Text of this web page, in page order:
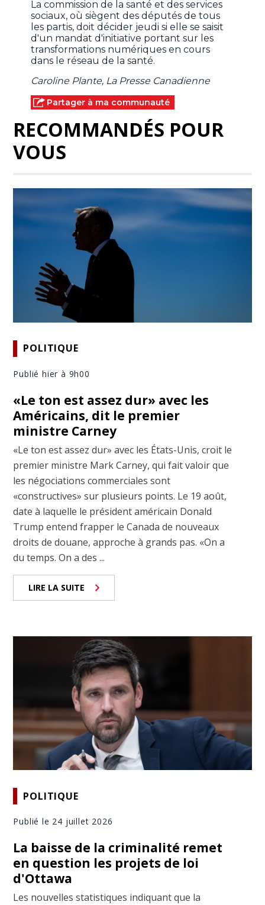
La commission de la santé et des services
sociaux, où siègent des députés de tous
les partis, doit décider jeudi si elle se saisit
d'un mandat d'initiative portant sur les
transformations numériques en cours
dans le réseau de la santé.
Caroline Plante, La Presse Canadienne
Partager à ma communauté
RECOMMANDÉS POUR
VOUS
POLITIQUE
Publié hier à 9h00
«Le ton est assez dur» avec les
Américains, dit le premier
ministre Carney
«Le ton est assez dur» avec les États-Unis, croit le
premier ministre Mark Carney, qui fait valoir que
les négociations commerciales sont
«constructives» sur plusieurs points. Le 19 août,
date à laquelle le président américain Donald
Trump entend frapper le Canada de nouveaux
droits de douane, approche à grands pas. «On a
du temps. On a des ...
LIRE LA SUITE
POLITIQUE
Publié le 24 juillet 2026
La baisse de la criminalité remet
en question les projets de loi
d'Ottawa
Les nouvelles statistiques indiquant que la